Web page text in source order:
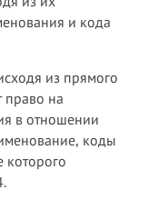
и кода
из прямого
право на
в отношении
коды